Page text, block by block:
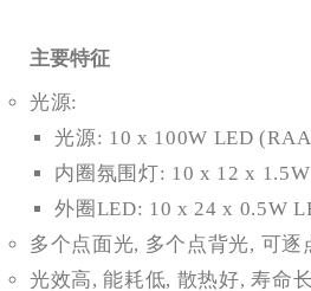
主要特征
光源:
光源: 10 x 100W LED
内圈氛围灯: 10 x 12 x
外圈LED: 10 x 24 x 0.5W
多个点面光, 多个点背光, 可逐
光效高, 能耗低, 散热好, 寿命长